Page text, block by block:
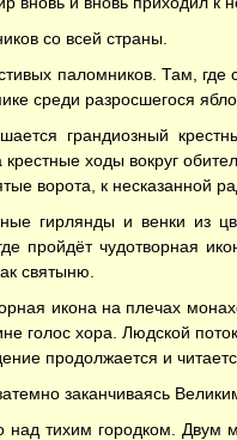
со всей страны.
паломников. Там,
среди разросшегося
грандиозный
ходы вокруг
ворота, к несказанной
гирлянды и венки из
пройдёт чудотворная
святыню.
икона на плечах
голос хора. Людской
продолжается и
заканчиваясь
тихим городком. Двум